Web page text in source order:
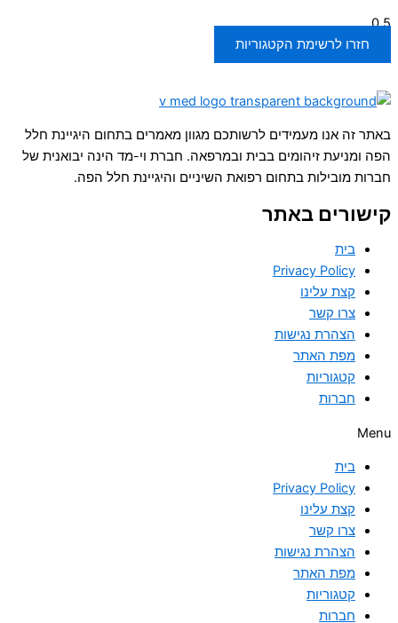
חזרו לרשימת הקטגוריות
באתר זה אנו מעמידים לרשותכם מגוון מאמרים בתחום היגיינת חלל
הפה ומניעת זיהומים בבית ובמרפאה. חברת וי-מד הינה יבואנית של
חברות מובילות בתחום רפואת השיניים והיגיינת חלל הפה.
קישורים באתר
בית
Privacy Policy
קצת עלינו
צרו קשר
הצהרת נגישות
מפת האתר
קטגוריות
חברות
Menu
בית
Privacy Policy
קצת עלינו
צרו קשר
הצהרת נגישות
מפת האתר
קטגוריות
חברות